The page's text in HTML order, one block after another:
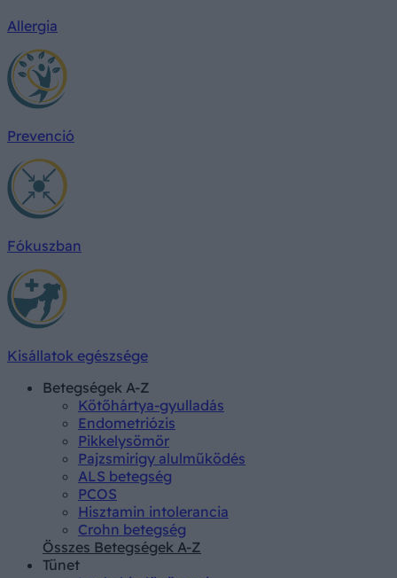
Allergia
Prevenció
Fókuszban
Kisállatok egészsége
Betegségek A-Z
Kötőhártya-gyulladás
Endometriózis
Pikkelysömör
Pajzsmirigy alulműködés
ALS betegség
PCOS
Hisztamin intolerancia
Crohn betegség
Összes Betegségek A-Z
Tünet